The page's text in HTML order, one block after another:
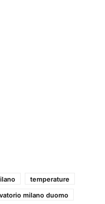
temperature
milano duomo